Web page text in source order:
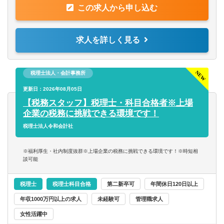
【業務詳細】
■各種税務申告書作成
■年末調整、確定申告業務
■法人設立に関する手続き及び届出
■税務デューデリジェンス
■税務相談、コンサルティング業務（連結納税や組織再編
等）
【得られる経験や知識】
■上場企業・大企業の高度な税務スキル
■クライアントを一貫して担当する経験
■領域ごとでクライアントを区切らないため、税務の専門家
■長期的なキャリア形成
この求人から申し込む
求人を詳しく見る
税理士法人・会計事務所
更新日：2026年08月05日
【税務スタッフ】税理士・科目合格者※上場
企業の税務に挑戦できる環境です！
税理士法人令和会計社
※福利厚生・社内制度抜群※上場企業の税務に挑戦できる環境です！※時短相
談可能
税理士 税理士科目合格 第二新卒可 年間休日120日以上
年収1000万円以上の求人 未経験可 管理職求人
女性活躍中